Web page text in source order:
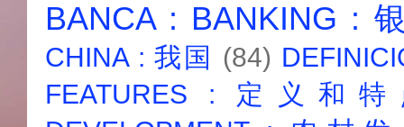
BANCA : BANKING :
CHINA : 我国 (84)
FEATURES : 定义和